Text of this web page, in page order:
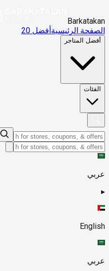
Barkatakan
الصفحة الرئيسيةأفضل 20
أفضل المتاجر
الفئات
عربي
▸
English
عربي